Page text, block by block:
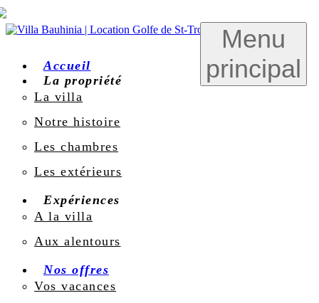
Menu
principal
Accueil
La propriété
La villa
Notre histoire
Les chambres
Les extérieurs
Expériences
A la villa
Aux alentours
Nos offres
Vos vacances